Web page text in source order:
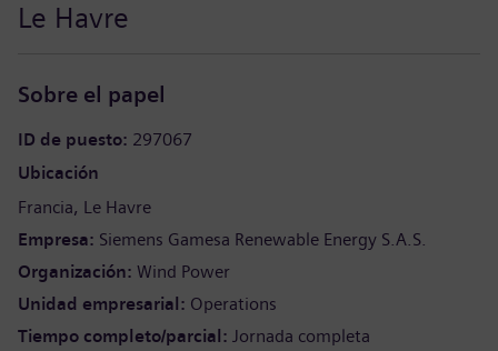
Le Havre
Sobre el papel
ID de puesto 297067
Ubicación
Francia Le Havre
Empresa Siemens Gamesa Renewable Energy S.A.S.
Organización Wind Power
Unidad empresarial Operations
Tiempo completo/parcial Jornada completa